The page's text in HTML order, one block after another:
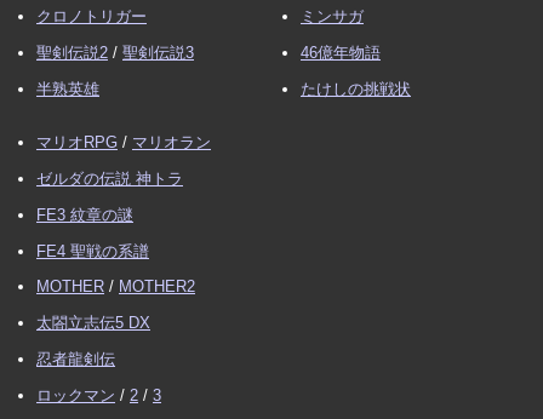
クロノトリガー
聖剣伝説2 / 聖剣伝説3
半熟英雄
ミンサガ
46億年物語
たけしの挑戦状
マリオRPG / マリオラン
ゼルダの伝説 神トラ
FE3 紋章の謎
FE4 聖戦の系譜
MOTHER / MOTHER2
太閤立志伝5 DX
忍者龍剣伝
ロックマン / 2 / 3